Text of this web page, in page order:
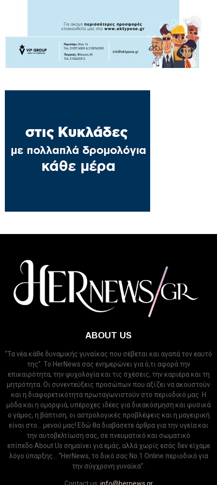
ABOUT US
“Τα νέα κάθε δυναμικής γυναίκας που σέβεται και αγαπά τον εαυτό
της”. Το HerNews σας ενημερώνει για ό,τι αφορά την
επικαιρότητα, την ψυχολογία και τις σχέσεις, την καριέρα και τη
μητρότητα. Οι συνεντεύξεις προσώπων που αξίζει να ακουστούν
και η διαφορετικότητα πρωταγωνιστούν στο περιοδικό μας. Η
μόδα και η ομορφιά, υπέροχες ιδέες για δικακόσμηση και φυσικά
ο γάμος, η βάπτιση, οι αστρολογικές προβλέψεις και η μαγειρική
είναι στο... μενού μας! Εδώ θα διαβάσετε άρθρα για την υγεία και
την αυτοβελτίωση σας, σε πνευματικό και σωματικό
επίπεδο.About Us σημαίνει για εμάς, αλλά χωρίς εσάς δεν είχαμε
λόγο ύπαρξης... “HerNews, το δικό σας Νo.1 Online περιοδικό για
την σύγχρονη γυναίκα”.